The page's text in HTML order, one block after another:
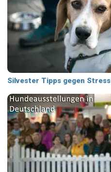
Silvester Tipps gegen Stress